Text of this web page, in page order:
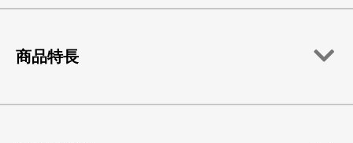
商品特長